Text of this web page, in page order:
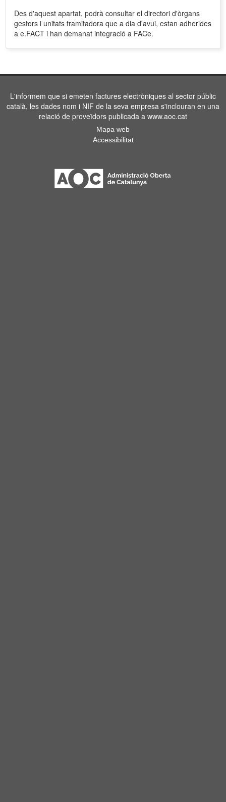
Des d'aquest apartat, podrà consultar el directori d'òrgans
gestors i unitats tramitadora que a dia d'avui, estan adherides
a e.FACT i han demanat integració a FACe.
L'informem que si emeten factures electròniques al sector públic
català, les dades nom i NIF de la seva empresa s'inclouran en una
relació de proveïdors publicada a www.aoc.cat
Mapa web
Accessibilitat